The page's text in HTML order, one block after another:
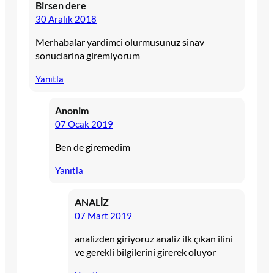
Birsen dere
30 Aralık 2018
Merhabalar yardimci olurmusunuz sinav
sonuclarina giremiyorum
Yanıtla
Anonim
07 Ocak 2019
Ben de giremedim
Yanıtla
ANALİZ
07 Mart 2019
analizden giriyoruz analiz ilk çıkan ilini
ve gerekli bilgilerini girerek oluyor